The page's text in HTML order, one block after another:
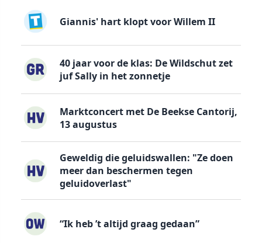
Giannis' hart klopt voor Willem II
40 jaar voor de klas: De Wildschut zet
juf Sally in het zonnetje
Marktconcert met De Beekse Cantorij,
13 augustus
Geweldig die geluidswallen: "Ze doen
meer dan beschermen tegen
geluidoverlast"
“Ik heb ’t altijd graag gedaan”